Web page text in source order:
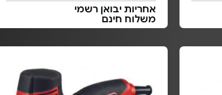
אחריות יבואן רשמי
משלוח חינם